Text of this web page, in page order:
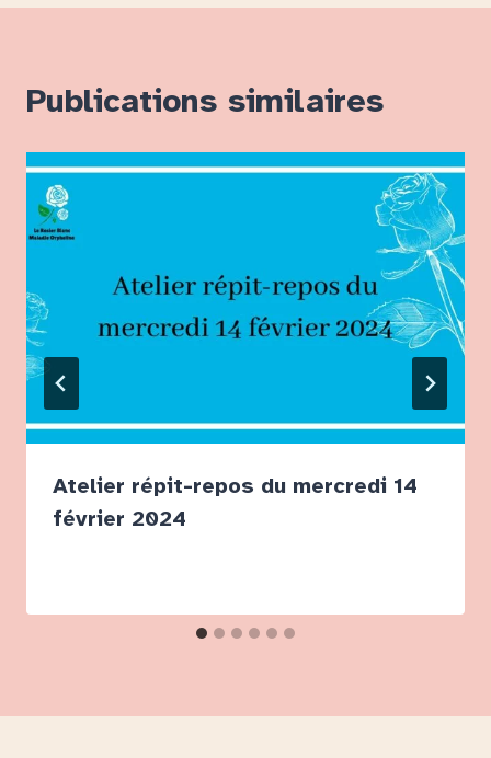
Publications similaires
Atelier répit-repos du mercredi 14
février 2024